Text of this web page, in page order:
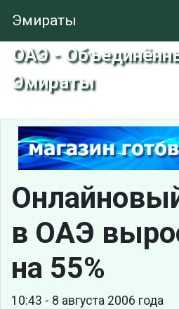
Эмираты
ОАЭ -
Эмираты
в ОАЭ
на 55%
10:43 - 8 августа 2006 года